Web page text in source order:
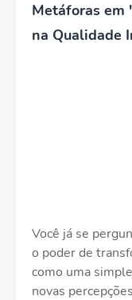
Metáforas em
na Qualidade
Você já se
o poder de
como uma
novas